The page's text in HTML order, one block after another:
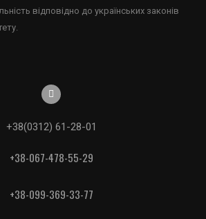
відповідно до українських законів
+38(0312) 61-28-01
+38-067-478-55-29
+38-099-369-33-77